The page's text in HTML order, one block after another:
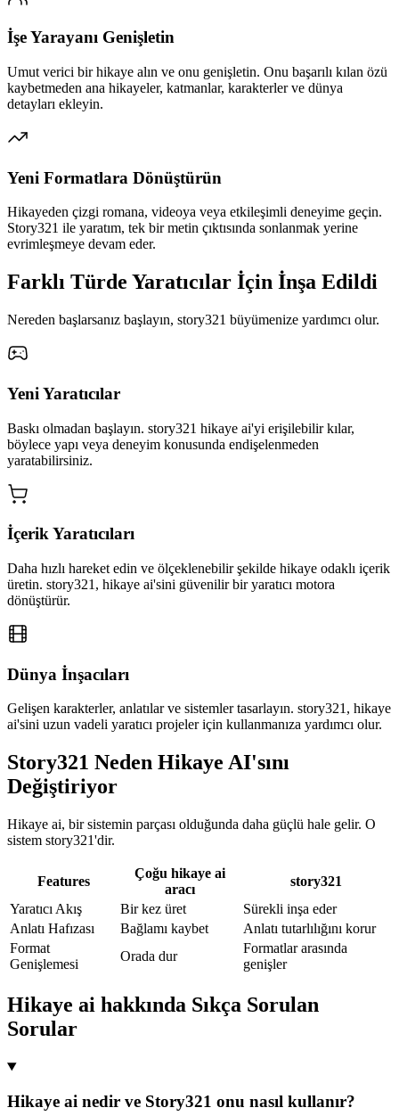
İşe Yarayanı Genişletin
Umut verici bir hikaye alın ve onu genişletin. Onu başarılı kılan özü
kaybetmeden ana hikayeler, katmanlar, karakterler ve dünya
detayları ekleyin.
Yeni Formatlara Dönüştürün
Hikayeden çizgi romana, videoya veya etkileşimli deneyime geçin.
Story321 ile yaratım, tek bir metin çıktısında sonlanmak yerine
evrimleşmeye devam eder.
Farklı Türde Yaratıcılar İçin İnşa Edildi
Nereden başlarsanız başlayın, story321 büyümenize yardımcı olur.
Yeni Yaratıcılar
Baskı olmadan başlayın. story321 hikaye ai'yi erişilebilir kılar,
böylece yapı veya deneyim konusunda endişelenmeden
yaratabilirsiniz.
İçerik Yaratıcıları
Daha hızlı hareket edin ve ölçeklenebilir şekilde hikaye odaklı içerik
üretin. story321, hikaye ai'sini güvenilir bir yaratıcı motora
dönüştürür.
Dünya İnşacıları
Gelişen karakterler, anlatılar ve sistemler tasarlayın. story321, hikaye
ai'sini uzun vadeli yaratıcı projeler için kullanmanıza yardımcı olur.
Story321 Neden Hikaye AI'sını
Değiştiriyor
Hikaye ai, bir sistemin parçası olduğunda daha güçlü hale gelir. O
sistem story321'dir.
Features
Çoğu hikaye ai
aracı
story321
Yaratıcı Akış
Bir kez üret
Sürekli inşa eder
Anlatı Hafızası
Bağlamı kaybet
Anlatı tutarlılığını korur
Format
Genişlemesi
Orada dur
Formatlar arasında
genişler
Hikaye ai hakkında Sıkça Sorulan
Sorular
Hikaye ai nedir ve Story321 onu nasıl kullanır?